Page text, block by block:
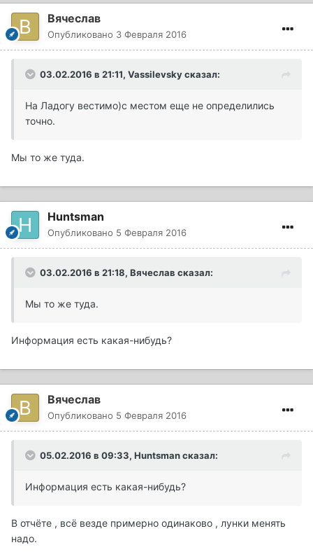
Вячеслав
Опубликовано 3 Февраля 2016
03.02.2016 в 21:11, Vassilevsky сказал:
На Ладогу вестимо)с местом еще не определились
точно.
Мы то же туда.
Huntsman
Опубликовано 5 Февраля 2016
03.02.2016 в 21:18, Вячеслав сказал:
Мы то же туда.
Информация есть какая-нибудь?
Вячеслав
Опубликовано 5 Февраля 2016
05.02.2016 в 09:33, Huntsman сказал:
Информация есть какая-нибудь?
В отчёте , всё везде примерно одинаково , лунки менять
надо.